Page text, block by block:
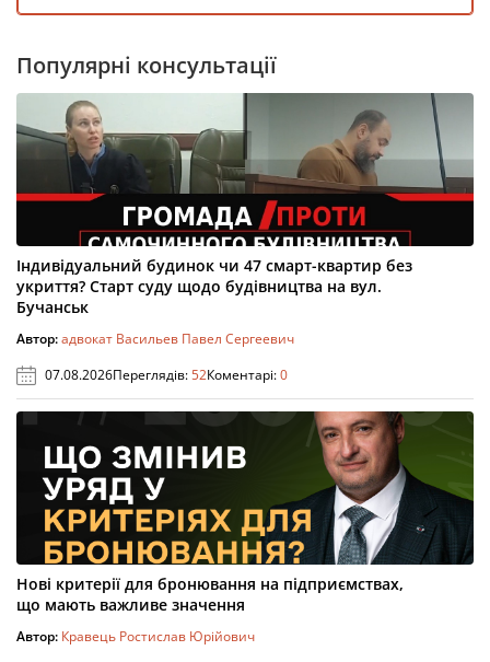
Популярні консультації
Індивідуальний будинок чи 47 смарт-квартир без
укриття? Старт суду щодо будівництва на вул.
Бучанськ
Автор:адвокат Васильев Павел Сергеевич
07.08.2026Переглядів:52Коментарі:0
Нові критерії для бронювання на підприємствах,
що мають важливе значення
Автор: Кравець Ростислав Юрійович